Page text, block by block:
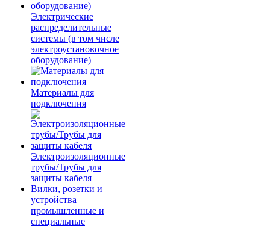
Электрические
распределительные
системы (в том числе
электроустановочное
оборудование)
Материалы для
подключения
Электроизоляционные
трубы/Трубы для
защиты кабеля
Вилки, розетки и
устройства
промышленные и
специальные